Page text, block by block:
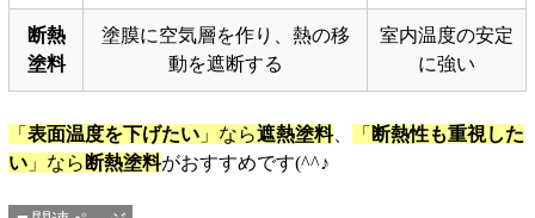
断熱
塗料
塗膜に空気層を作り、熱の移
動を遮断する
室内温度の安定
に強い
「 表面温度を下げたい 」なら遮熱塗料、 「 断熱性も重視した
い 」なら 断熱塗料がおすすめです(^^♪